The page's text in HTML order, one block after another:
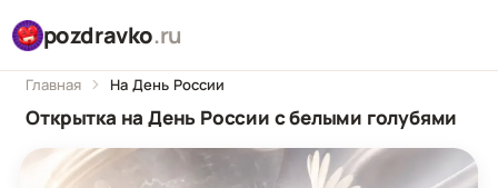
pozdravko.ru
Главная На День России
Открытка на День России с белыми голубями